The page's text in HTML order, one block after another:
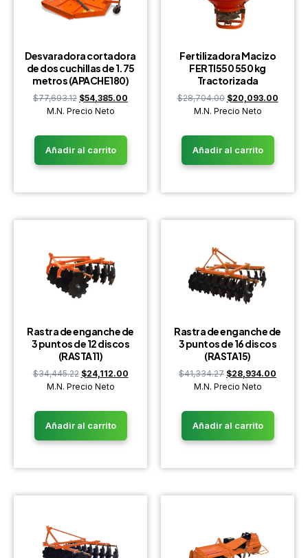
Desvaradora cortadora
de dos cuchillas de 1.75
metros (APACHE180)
$77,693.12 $54,385.00
M.N. Precio Neto
Añadir al carrito
Fertilizadora Macizo
FERTI550 550 kg
Tractorizada
$28,704.00 $20,093.00
M.N. Precio Neto
Añadir al carrito
Rastra de enganche de
3 puntos de 12 discos
(RASTA11)
$34,445.22 $24,112.00
M.N. Precio Neto
Añadir al carrito
Rastra de enganche de
3 puntos de 16 discos
(RASTA15)
$41,334.27 $28,934.00
M.N. Precio Neto
Añadir al carrito